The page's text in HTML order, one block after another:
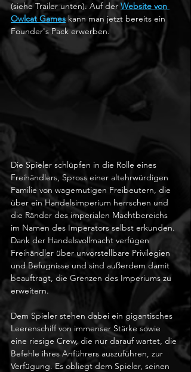
(siehe Trailer unten). Auf der Website von
Owlcat Games kann man jetzt bereits ein
Founder's Pack erwerben.
Die Spieler schlüpfen in die Rolle eines
Freihändlers, Spross einer altehrwürdigen
Familie von wagemutigen Freibeutern, die
über ein Handelsimperium herrschen und
die Ränder des imperialen Machtbereichs
im Namen des Imperators selbst erkunden.
Dank der Handelsvollmacht verfügen
Freihändler über unvorstellbare Privilegien
und Befugnisse und sind außerdem damit
beauftragt, die Grenzen des Imperiums zu
erweitern.
Dem Spieler stehen dabei ein gigantisches
Leerenschiff von immenser Stärke sowie
eine riesige Crew, die nur darauf wartet, die
Befehle ihres Anführers auszuführen, zur
Verfügung. Es obliegt dem Spieler, seinen